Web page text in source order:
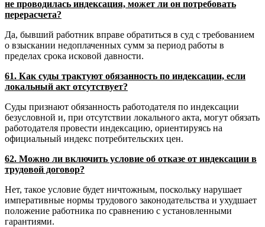
не проводилась индексация, может ли он потребовать
перерасчета?
Да, бывший работник вправе обратиться в суд с требованием
о взыскании недоплаченных сумм за период работы в
пределах срока исковой давности.
61. Как суды трактуют обязанность по индексации, если
локальный акт отсутствует?
Суды признают обязанность работодателя по индексации
безусловной и, при отсутствии локального акта, могут обязать
работодателя провести индексацию, ориентируясь на
официальный индекс потребительских цен.
62. Можно ли включить условие об отказе от индексации в
трудовой договор?
Нет, такое условие будет ничтожным, поскольку нарушает
императивные нормы трудового законодательства и ухудшает
положение работника по сравнению с установленными
гарантиями.